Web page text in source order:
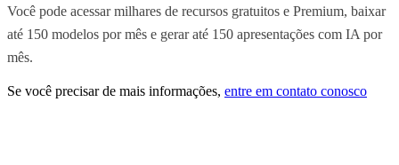
Você pode acessar milhares de recursos gratuitos e Premium, baixar
até 150 modelos por mês e gerar até 150 apresentações com IA por
mês.
Se você precisar de mais informações, entre em contato conosco